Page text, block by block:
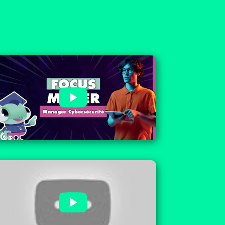
🧐 Focus métier : Manager
🧐 Focus métier :
Développeur(se) Web et Web